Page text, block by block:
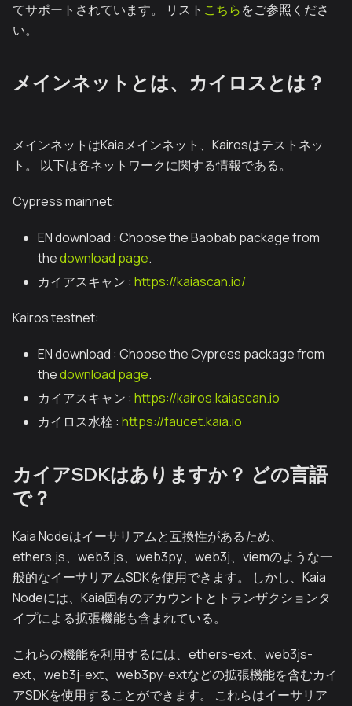
てサポートされています。 リスト こちらをご参照くださ
い。
メインネットとは、カイロスとは？
メインネットはKaiaメインネット、Kairosはテストネッ
ト。 以下は各ネットワークに関する情報である。
Cypress mainnet:
EN download : Choose the Baobab package from
thedownload page.
カイアスキャン : https://kaiascan.io/
Kairos testnet:
EN download : Choose the Cypress package from
thedownload page.
カイアスキャン : https://kairos.kaiascan.io
カイロス水栓 : https://faucet.kaia.io
カイアSDKはありますか？ どの言語
で？
Kaia Nodeはイーサリアムと互換性があるため、
ethers.js、web3.js、web3py、web3j、viemのような一
般的なイーサリアムSDKを使用できます。 しかし、Kaia
Nodeには、Kaia固有のアカウントとトランザクションタ
イプによる拡張機能も含まれている。
これらの機能を利用するには、ethers-ext、web3js-
ext、web3j-ext、web3py-extなどの拡張機能を含むカイ
アSDKを使用することができます。 これらはイーサリア